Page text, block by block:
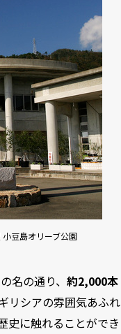
豆島オリーブ公園
名の通り、 約2,000本
リシアの雰囲気あふれ
史に触れることができ